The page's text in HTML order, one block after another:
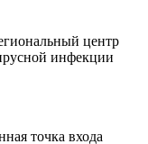
центр
инфекции
точка входа